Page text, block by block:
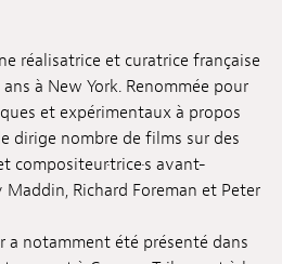
réalisatrice et curatrice française
à New York. Renommée pour
et expérimentaux à propos
dirige nombre de films sur des
compositeur·trice·s avant-
Maddin, Richard Foreman et Peter
a notamment été présenté dans